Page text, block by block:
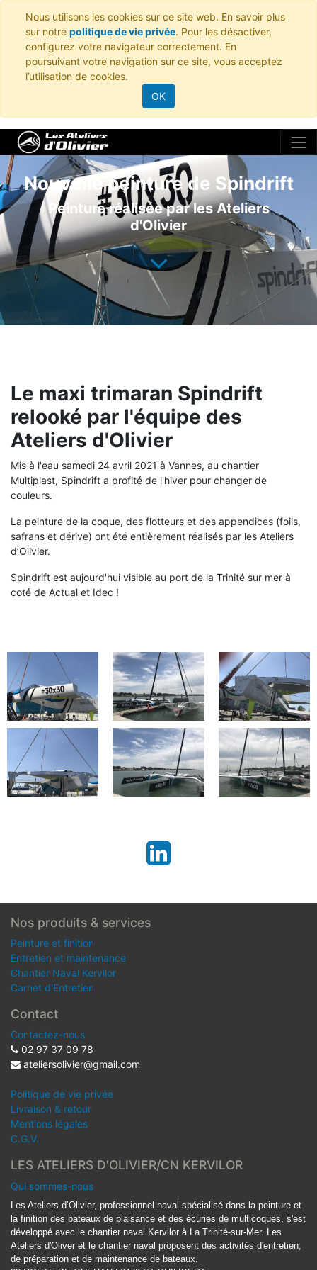
Nous utilisons les cookies sur ce site web. En savoir plus
sur notre politique de vie privée. Pour les désactiver,
configurez votre navigateur correctement. En
poursuivant votre navigation sur ce site, vous acceptez
l’utilisation de cookies.
OK
Nouvelle peinture de Spindrift
Peinture réalisée par les Ateliers
d'Olivier
Le maxi trimaran Spindrift
relooké par l'équipe des
Ateliers d'Olivier
Mis à l'eau samedi 24 avril 2021 à Vannes, au chantier
Multiplast, Spindrift a profité de l'hiver pour changer de
couleurs.
La peinture de la coque, des flotteurs et des appendices (foils,
safrans et dérive) ont été entièrement réalisés par les Ateliers
d’Olivier.
Spindrift est aujourd'hui visible au port de la Trinité sur mer à
coté de Actual et Idec !
Nos produits & services
Peinture et finition
Entretien et maintenance
Chantier Naval Kervilor
Carnet d'Entretien
Contact
Contactez-nous
02 97 37 09 78
ateliersolivier@gmail.com
Politique de vie privée
Livraison & retour
Mentions légales
C.G.V.
LES ATELIERS D'OLIVIER/CN KERVILOR
Qui sommes-nous
Les Ateliers d’Olivier, professionnel naval spécialisé dans la peinture et
la finition des bateaux de plaisance et des écuries de multicoques, s'est
développé avec le chantier naval Kervilor à La Trinité-sur-Mer. Les
Ateliers d'Oliver et le chantier naval proposent des activités d'entretien,
de préparation et de maintenance de bateaux.